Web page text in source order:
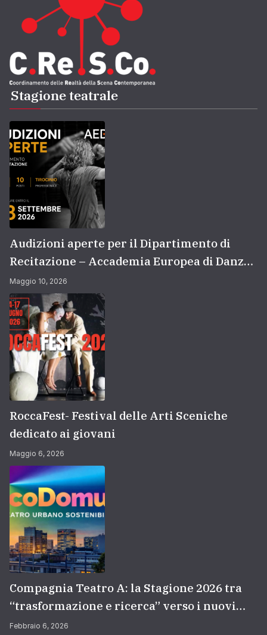
Stagione teatrale
Audizioni aperte per il Dipartimento di
Recitazione – Accademia Europea di Danza
(2026/2027) | Scuola di recitazione a Roma
Maggio 10, 2026
RoccaFest- Festival delle Arti Sceniche
dedicato ai giovani
Maggio 6, 2026
Compagnia Teatro A: la Stagione 2026 tra
“trasformazione e ricerca” verso i nuovi
orizzonti professionali
Febbraio 6, 2026